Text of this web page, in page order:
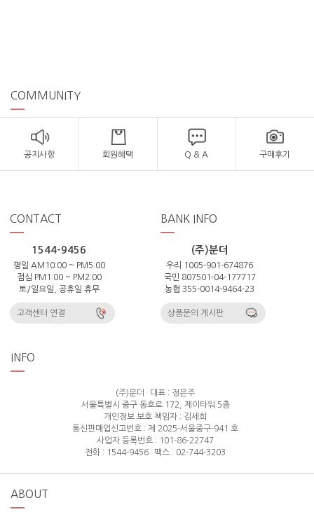
COMMUNITY
공지사항 회원혜택 Q & A 구매후기
CONTACT
1544-9456
평일 AM10:00 ~ PM5:00
점심 PM1:00 ~ PM2:00
토/일요일, 공휴일 휴무
고객센터 연결
BANK INFO
(주)분더
우리 1005-901-674876
국민 807501-04-177717
농협 355-0014-9464-23
상품문의 게시판
INFO
(주)분더
대표 : 정은주
서울특별시 중구 동호로 172, 제이타워 5층
개인정보 보호 책임자 : 김세희
통신판매업신고번호 : 제 2025-서울중구-941 호
사업자 등록번호 : 101-86-22747
전화 : 1544-9456
팩스 : 02-744-3203
ABOUT